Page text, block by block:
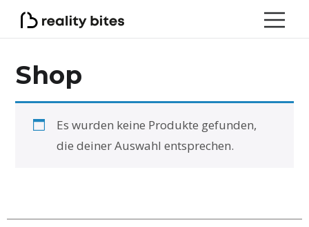
Shop
Es wurden keine Produkte gefunden,
die deiner Auswahl entsprechen.